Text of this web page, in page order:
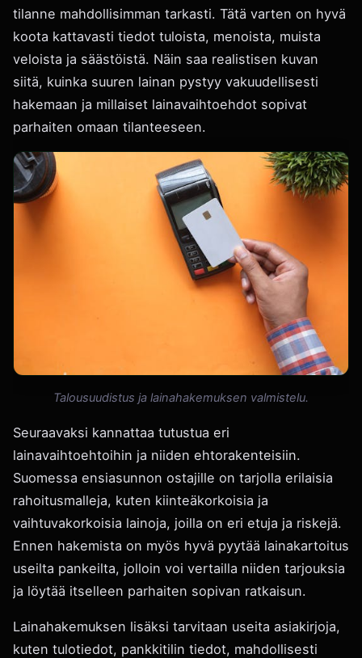
tilanne mahdollisimman tarkasti. Tätä varten on hyvä
koota kattavasti tiedot tuloista, menoista, muista
veloista ja säästöistä. Näin saa realistisen kuvan
siitä, kuinka suuren lainan pystyy vakuudellisesti
hakemaan ja millaiset lainavaihtoehdot sopivat
parhaiten omaan tilanteeseen.
Talousuudistus ja lainahakemuksen valmistelu.
Seuraavaksi kannattaa tutustua eri
lainavaihtoehtoihin ja niiden ehtorakenteisiin.
Suomessa ensiasunnon ostajille on tarjolla erilaisia
rahoitusmalleja, kuten kiinteäkorkoisia ja
vaihtuvakorkoisia lainoja, joilla on eri etuja ja riskejä.
Ennen hakemista on myös hyvä pyytää lainakartoitus
useilta pankeilta, jolloin voi vertailla niiden tarjouksia
ja löytää itselleen parhaiten sopivan ratkaisun.
Lainahakemuksen lisäksi tarvitaan useita asiakirjoja,
kuten tulotiedot, pankkitilin tiedot, mahdollisesti